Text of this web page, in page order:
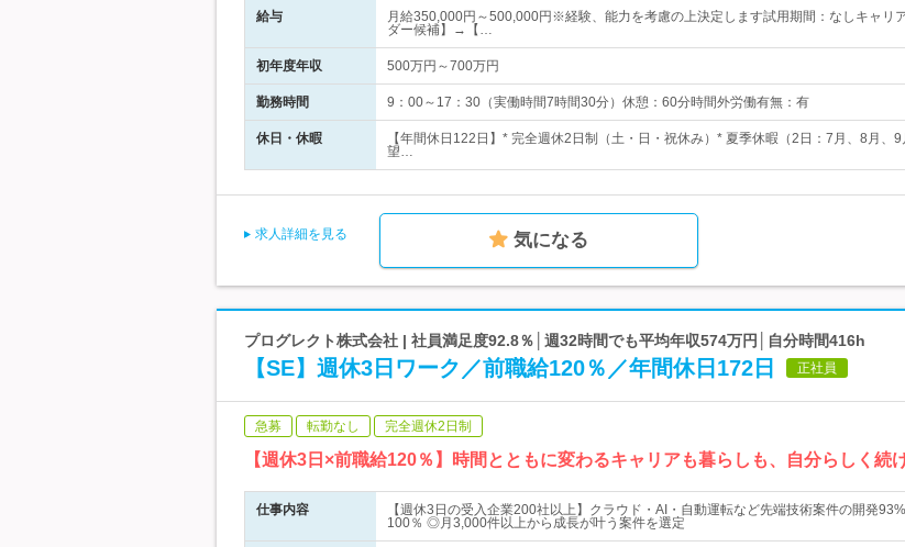
給与
月給350,000円～500,000円※経験、能力を考慮の上決定します試用期間：なしキャリ
ダー候補】→【…
初年度年収 500万円～700万円
勤務時間 9：00～17：30（実働時間7時間30分）休憩：60分時間外労働有無：有
休日・休暇
【年間休日122日】* 完全週休2日制（土・日・祝休み）* 夏季休暇（2日：7月、8月、
望…
求人詳細を見る 気になる
プログレクト株式会社 | 社員満足度92.8％│週32時間でも平均年収574万円│自分時間416h
【SE】週休3日ワーク／前職給120％／年間休日172日 正社員
急募 転勤なし 完全週休2日制
【週休3日×前職給120％】時間とともに変わるキャリアも暮らしも、自分らしく続
仕事内容
【週休3日の受入企業200社以上】クラウド・AI・自動運転など先端技術案件の開発
100％ ◎月3,000件以上から成長が叶う案件を選定